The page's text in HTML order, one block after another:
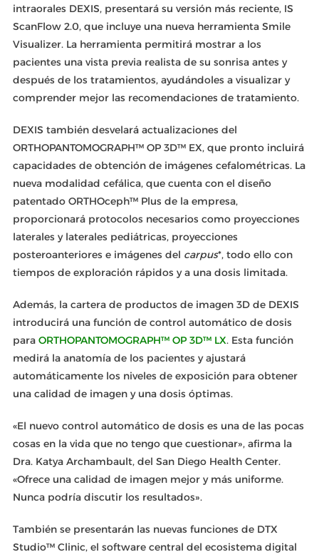
intraorales DEXIS, presentará su versión más reciente, IS
ScanFlow 2.0, que incluye una nueva herramienta Smile
Visualizer. La herramienta permitirá mostrar a los
pacientes una vista previa realista de su sonrisa antes y
después de los tratamientos, ayudándoles a visualizar y
comprender mejor las recomendaciones de tratamiento.
DEXIS también desvelará actualizaciones del
ORTHOPANTOMOGRAPH™ OP 3D™ EX, que pronto incluirá
capacidades de obtención de imágenes cefalométricas. La
nueva modalidad cefálica, que cuenta con el diseño
patentado ORTHOceph™ Plus de la empresa,
proporcionará protocolos necesarios como proyecciones
laterales y laterales pediátricas, proyecciones
posteroanteriores e imágenes del carpus*, todo ello con
tiempos de exploración rápidos y a una dosis limitada.
Además, la cartera de productos de imagen 3D de DEXIS
introducirá una función de control automático de dosis
para ORTHOPANTOMOGRAPH™ OP 3D™ LX. Esta función
medirá la anatomía de los pacientes y ajustará
automáticamente los niveles de exposición para obtener
una calidad de imagen y una dosis óptimas.
«El nuevo control automático de dosis es una de las pocas
cosas en la vida que no tengo que cuestionar», afirma la
Dra. Katya Archambault, del San Diego Health Center.
«Ofrece una calidad de imagen mejor y más uniforme.
Nunca podría discutir los resultados».
También se presentarán las nuevas funciones de DTX
Studio™ Clinic, el software central del ecosistema digital